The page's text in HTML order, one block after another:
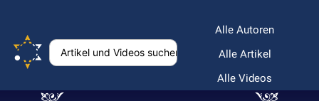
Alle Autoren
Alle Artikel
Alle Videos